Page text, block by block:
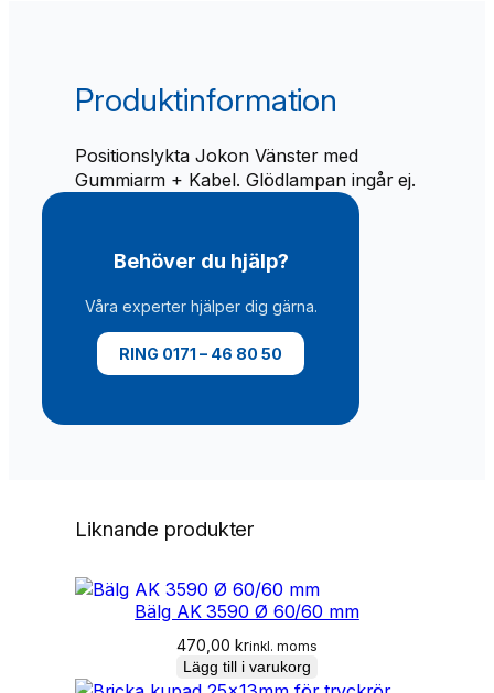
k
o
V
Ä
e
n
Produktinformation
Positionslykta Jokon Vänster med
Gummiarm + Kabel. Glödlampan ingår ej.
Behöver du hjälp?
Våra experter hjälper dig gärna.
RING 0171 – 46 80 50
Liknande produkter
Bälg AK 3590 Ø 60/60 mm
470,00 krinkl. moms
Lägg till i varukorg